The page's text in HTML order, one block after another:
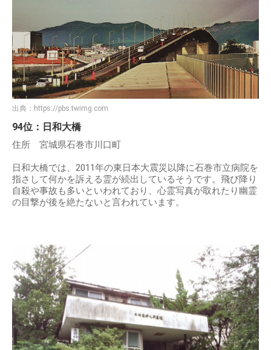
出典： https://pbs.twimg.com
94位：日和大橋
住所 宮城県石巻市川口町
日和大橋では、2011年の東日本大震災以降に石巻市立病院を
指さして何かを訴える霊が続出しているそうです。飛び降り
自殺や事故も多いといわれており、心霊写真が取れたり幽霊
の目撃が後を絶たないと言われています。